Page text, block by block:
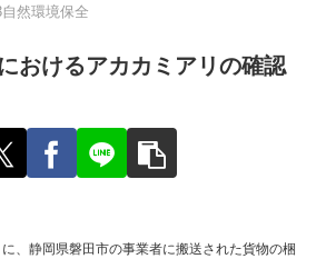
自然環境保全
おけるアカカミアリの確認
、静岡県磐田市の事業者に搬送された貨物の梱